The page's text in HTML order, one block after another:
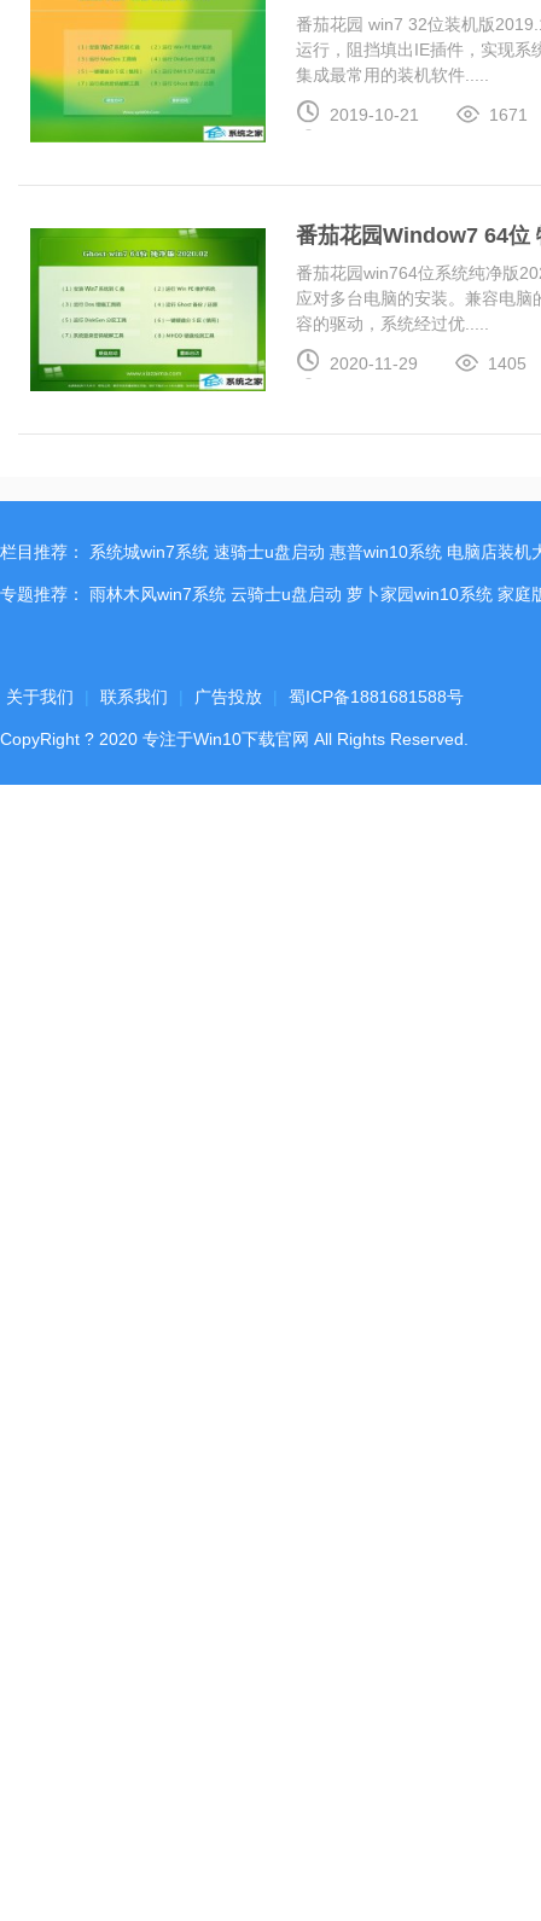
番茄花园 win7 32位装机版
运行，阻挡填出IE插件，实现系
集成最常用的装机软件.....
2019-10-21 1671
番茄花园Window7 64位
番茄花园win764位系统纯净版
应对多台电脑的安装。兼容电
容的驱动，系统经过优.....
2020-11-29 1405
栏目推荐： 系统城win7系统 速骑士u盘启动 惠普win10系统 电脑店装机
专题推荐： 雨林木风win7系统 云骑士u盘启动 萝卜家园win10系统 家庭
关于我们 联系我们 广告投放 蜀ICP备1881681588号
CopyRight ? 2020 专注于Win10下载官网 All Rights Reserved.